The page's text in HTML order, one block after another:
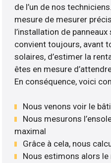
de l’un de nos
mesure de mesurer
l’installation de
convient toujours, avant
solaires, d’estimer la
êtes en mesure
En conséquence, voici
Nous venons voir le
Nous mesurons
maximal
Grâce à cela, nous
Nous estimons alors